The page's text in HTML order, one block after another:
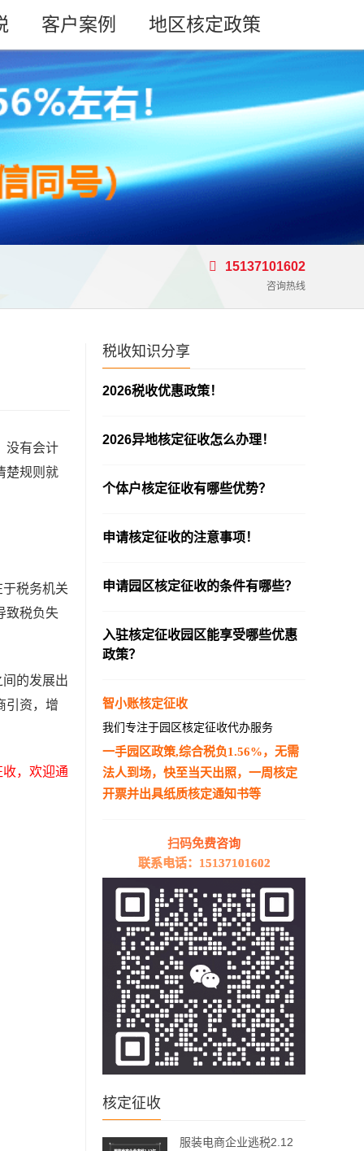
客户案例 地区核定政策
15137101602
咨询热线
税收知识分享
2026税收优惠政策！
2026异地核定征收怎么办理！
个体户核定征收有哪些优势？
申请核定征收的注意事项！
申请园区核定征收的条件有哪些？
入驻核定征收园区能享受哪些优惠
政策？
智小账核定征收
我们专注于园区核定征收代办服务
一手园区政策,综合税负1.56%，无需
法人到场，快至当天出照，一周核定
开票并出具纸质核定通知书等
扫码免费咨询
联系电话：15137101602
核定征收
服装电商企业逃税2.12
没有会计
楚规则就
税务机关
致税负失
的发展出
引资，增
，欢迎通